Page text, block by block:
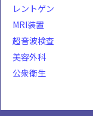
レントゲン
MRI装置
超音波検査
美容外科
公衆衛生